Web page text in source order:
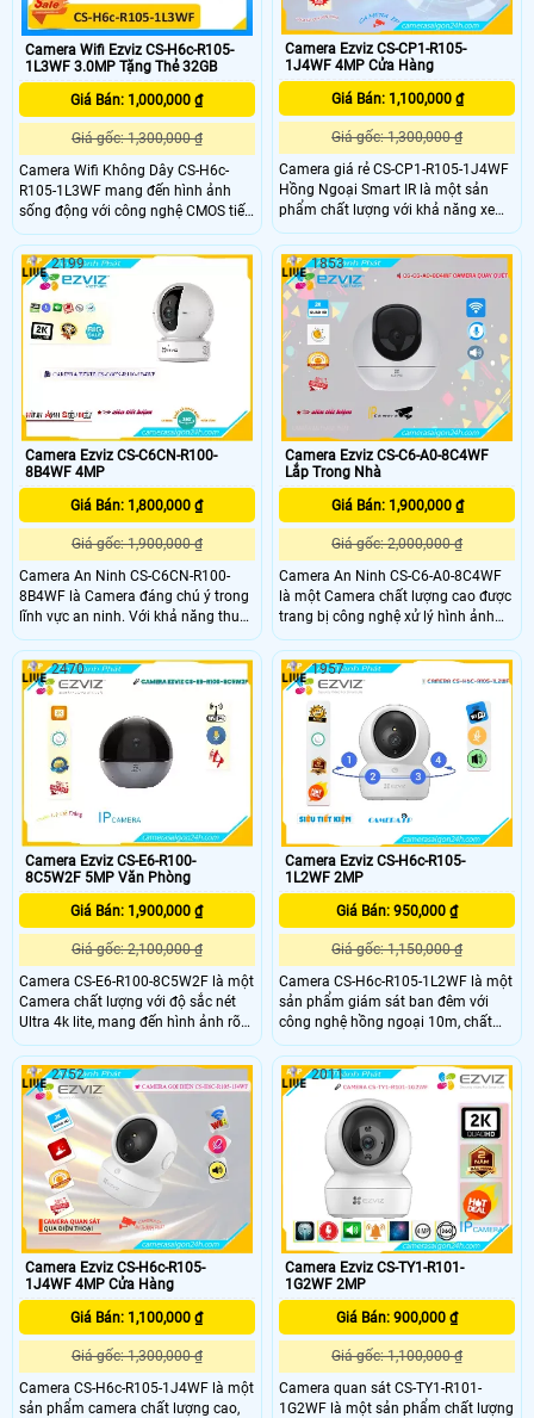
Camera Wifi Ezviz CS-H6c-R105-
1L3WF 3.0MP Tặng Thẻ 32GB
Giá Bán: 1,000,000 ₫
Giá gốc: 1,300,000 ₫
Camera Wifi Không Dây CS-H6c-
R105-1L3WF mang đến hình ảnh
sống động với công nghệ CMOS tiết
kiệm năng lượng có phát hiện
chuyển động thông minh, hình dáng
người, xem ban đêm 10m Hồng
Ngoại lưu độc lập trên thẻ nhớ. Chip
hình ảnh 3.0 MP, tiết kiệm chi phí với
chất lượng cao, tải nhanh H.265/H
Camera Ezviz CS-CP1-R105-
1J4WF 4MP Cửa Hàng
Giá Bán: 1,100,000 ₫
Giá gốc: 1,300,000 ₫
Camera giá rẻ CS-CP1-R105-1J4WF
Hồng Ngoại Smart IR là một sản
phẩm chất lượng với khả năng xem
ban đêm tốt nhờ công nghệ hồng
ngoại và khoảng cách lên đến 10m.
Với khả năng lắp đặt camera ở
những vị trí không gian rộng nhờ
khả năng xoay 360 độ. Công nghệ
hình ảnh IP Wifi giúp xử lý hình ảnh
sáng đẹp
Camera Ezviz CS-C6CN-R100-
8B4WF 4MP
Giá Bán: 1,800,000 ₫
Giá gốc: 1,900,000 ₫
Camera An Ninh CS-C6CN-R100-
8B4WF là Camera đáng chú ý trong
lĩnh vực an ninh. Với khả năng thu
âm và trang bị loa, camera này cho
chất lượng âm thanh và hình ảnh
xuất sắc. Hơn nữa, điểm mạnh của
nó là sử dụng công nghệ Hồng
Ngoại Smart IR, giúp quan sát trong
nhà trong điều kiện ánh sáng yếu
2199
Camera Ezviz CS-C6-A0-8C4WF
Lắp Trong Nhà
Giá Bán: 1,900,000 ₫
Giá gốc: 2,000,000 ₫
Camera An Ninh CS-C6-A0-8C4WF
là một Camera chất lượng cao được
trang bị công nghệ xử lý hình ảnh
Progressive Scan CMOS, đảm bảo
hình ảnh sắc nét và rõ ràng. Đặc
biệt, chất lượng hình ảnh ban đêm
cũng được nâng cao nhờ công nghệ
hồng ngoại 10m. Công nghệ nén H
1853
Camera Ezviz CS-E6-R100-
8C5W2F 5MP Văn Phòng
Giá Bán: 1,900,000 ₫
Giá gốc: 2,100,000 ₫
Camera CS-E6-R100-8C5W2F là một
Camera chất lượng với độ sắc nét
Ultra 4k lite, mang đến hình ảnh rõ
ràng và chi tiết. Đặc biệt, nó được
trang bị Hồng Ngoại Smart IR, cho
phép xem ban đêm thông minh mà
không bị chói sáng. Thiết bị này còn
phù hợp sử dụng ngoài trời nhờ tích
hợp công nghệ IP Wifi
2470
Camera Ezviz CS-H6c-R105-
1L2WF 2MP
Giá Bán: 950,000 ₫
Giá gốc: 1,150,000 ₫
Camera CS-H6c-R105-1L2WF là một
sản phẩm giám sát ban đêm với
công nghệ hồng ngoại 10m, chất
lượng hình ảnh sắc nét 2.0 MP. Sản
phẩm được trang bị công nghệ IP
Wifi, cho phép cài đặt và giám sát từ
thích hợp lắp đặt ở những vị trí
không gian rộng và có khả năng
xoay 360 độ
1957
Camera Ezviz CS-H6c-R105-
1J4WF 4MP Cửa Hàng
Giá Bán: 1,100,000 ₫
Giá gốc: 1,300,000 ₫
Camera CS-H6c-R105-1J4WF là một
sản phẩm camera chất lượng cao,
2752
Camera Ezviz CS-TY1-R101-
1G2WF 2MP
Giá Bán: 900,000 ₫
Giá gốc: 1,100,000 ₫
Camera quan sát CS-TY1-R101-
1G2WF là một sản phẩm chất lượng
2011